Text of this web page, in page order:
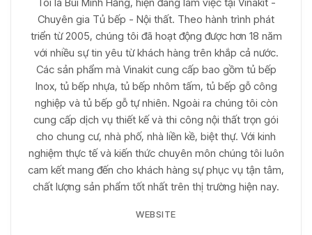
Chuyên gia Tủ bếp - Nội thất. Theo hành trình phát
triển từ 2005, chúng tôi đã hoạt động được hơn 18 năm
với nhiều sự tin yêu từ khách hàng trên khắp cả nước.
Các sản phẩm mà Vinakit cung cấp bao gồm tủ bếp
Inox, tủ bếp nhựa, tủ bếp nhôm tấm, tủ bếp gỗ công
nghiệp và tủ bếp gỗ tự nhiên. Ngoài ra chúng tôi còn
cung cấp dịch vụ thiết kế và thi công nội thất trọn gói
cho chung cư, nhà phố, nhà liền kề, biệt thự. Với kinh
nghiệm thực tế và kiến thức chuyên môn chúng tôi luôn
cam kết mang đến cho khách hàng sự phục vụ tận tâm,
chất lượng sản phẩm tốt nhất trên thị trường hiện nay.
WEBSITE